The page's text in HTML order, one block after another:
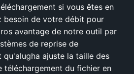
si vous êtes en
besoin de votre débit pour
avantage de notre outil par
de reprise de
ajuste la taille des
du fichier en